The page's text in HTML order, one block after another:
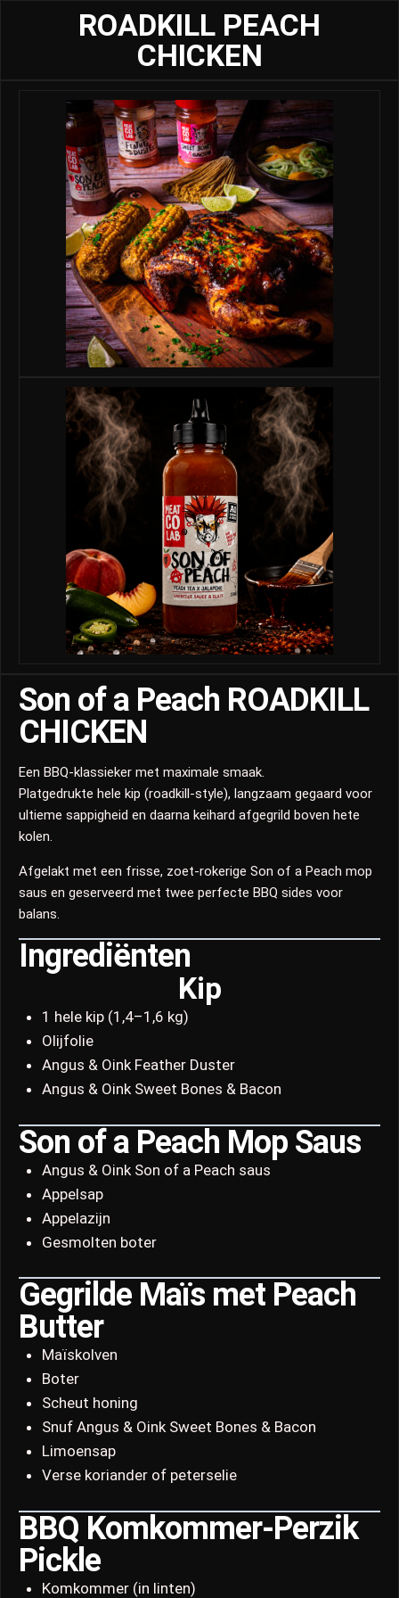
ROADKILL PEACH
CHICKEN
Son of a Peach ROADKILL
CHICKEN
Een BBQ-klassieker met maximale smaak.
Platgedrukte hele kip (roadkill-style), langzaam gegaard voor
ultieme sappigheid en daarna keihard afgegrild boven hete
kolen.
Afgelakt met een frisse, zoet-rokerige Son of a Peach mop
saus en geserveerd met twee perfecte BBQ sides voor
balans.
Ingrediënten
Kip
1 hele kip (1,4–1,6 kg)
Olijfolie
Angus & Oink Feather Duster
Angus & Oink Sweet Bones & Bacon
Son of a Peach Mop Saus
Angus & Oink Son of a Peach saus
Appelsap
Appelazijn
Gesmolten boter
Gegrilde Maïs met Peach
Butter
Maïskolven
Boter
Scheut honing
Snuf Angus & Oink Sweet Bones & Bacon
Limoensap
Verse koriander of peterselie
BBQ Komkommer-Perzik
Pickle
Komkommer (in linten)